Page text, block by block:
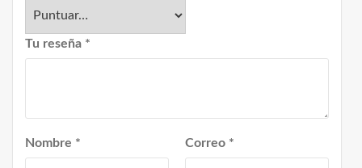
Tu reseña *
Nombre * Correo *